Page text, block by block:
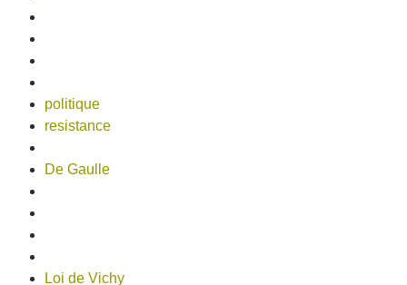
politique
resistance
De Gaulle
Loi de Vichy